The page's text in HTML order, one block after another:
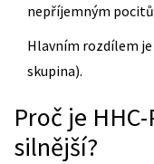
nepříjemným
Hlavním rozdílem
skupina).
Proč je
silnější?